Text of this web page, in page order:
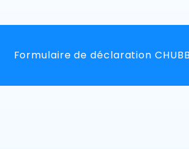
Formulaire de déclaration CHUBB